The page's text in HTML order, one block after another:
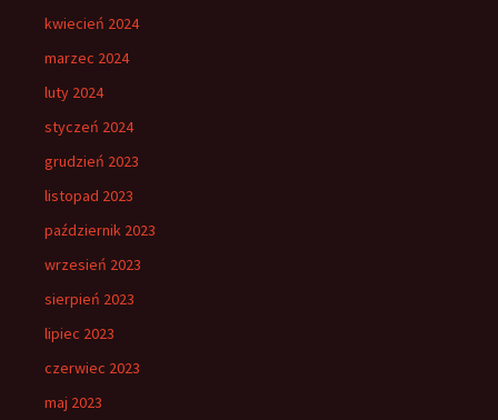
kwiecień 2024
marzec 2024
luty 2024
styczeń 2024
grudzień 2023
listopad 2023
październik 2023
wrzesień 2023
sierpień 2023
lipiec 2023
czerwiec 2023
maj 2023